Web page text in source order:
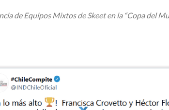
de Equipos Mixtos de Skeet en la “Copa del